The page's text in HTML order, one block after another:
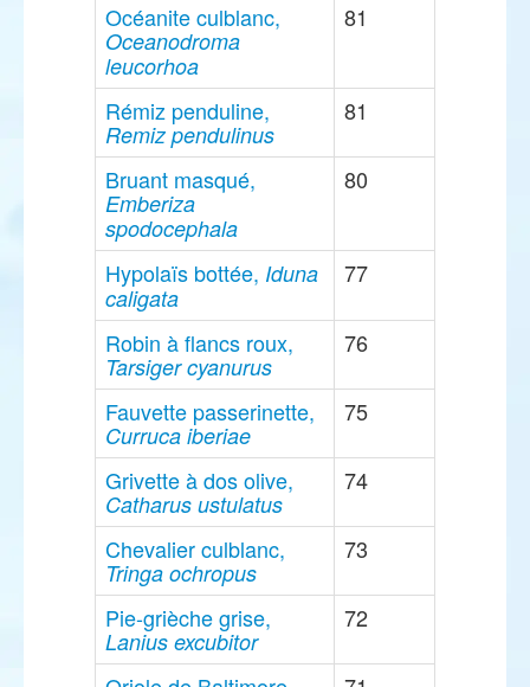
Océanite culblanc,
Oceanodroma
leucorhoa
81
Rémiz penduline,
Remiz pendulinus
81
Bruant masqué,
Emberiza
spodocephala
80
Hypolaïs bottée, Iduna
caligata
77
Robin à flancs roux,
Tarsiger cyanurus
76
Fauvette passerinette,
Curruca iberiae
75
Grivette à dos olive,
Catharus ustulatus
74
Chevalier culblanc,
Tringa ochropus
73
Pie-grièche grise,
Lanius excubitor
72